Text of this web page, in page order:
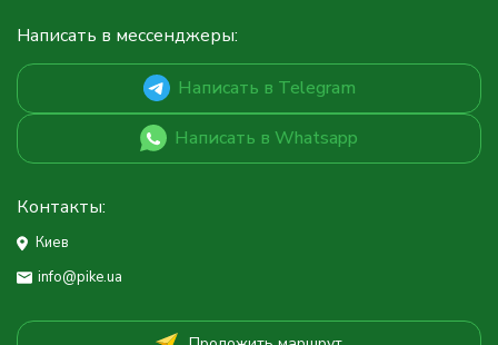
Написать в мессенджеры:
Написать в Telegram
Написать в Whatsapp
Контакты:
Киев
info@pike.ua